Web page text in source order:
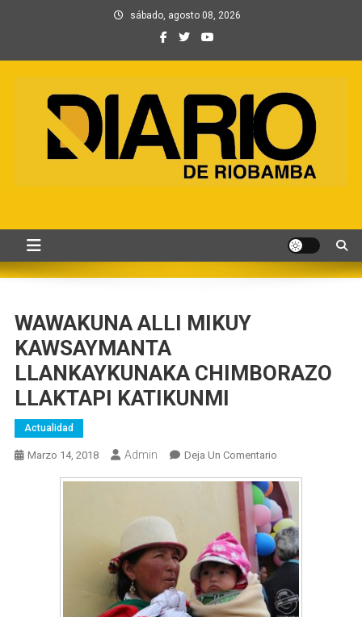
sábado, agosto 08, 2026
y Contenidos digitales
WAWAKUNA ALLI MIKUY
KAWSAYMANTA
LLANKAYKUNAKA CHIMBORAZO
LLAKTAPI KATIKUNMI
Actualidad
Marzo 14, 2018 Admin Deja Un ComentarioEn
ALLI
MIKUY
KAWSAYMANTA
LLANKAYKUNAKA
CHIMBORAZO
KATIKUNMI